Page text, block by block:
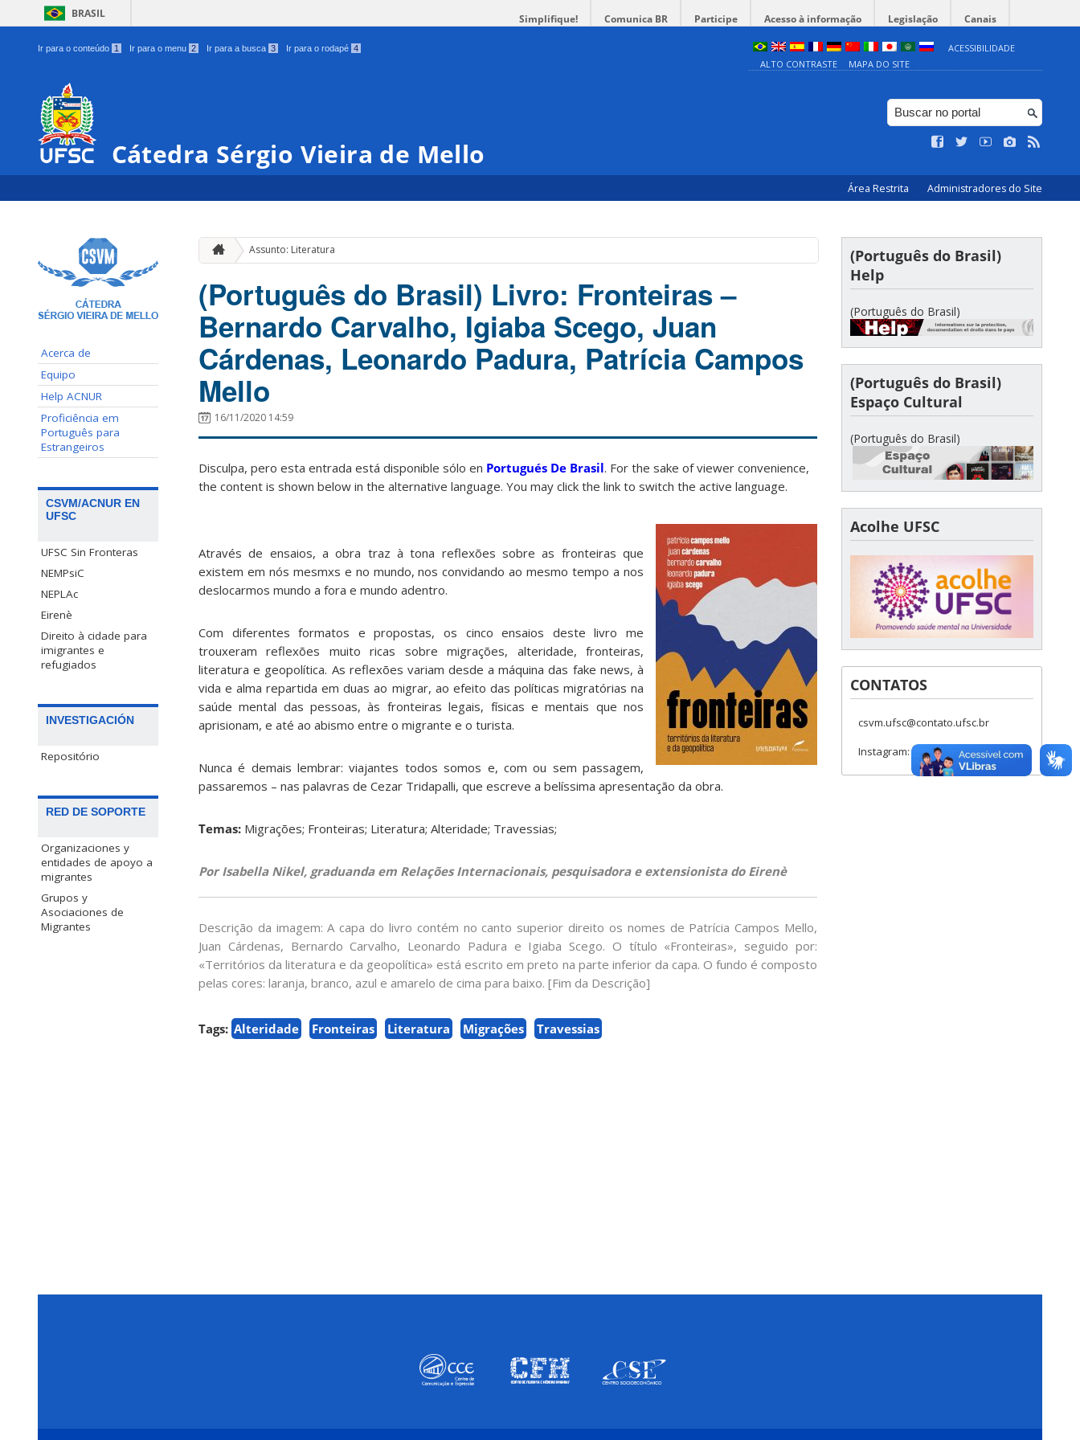
BRASIL Simplifique! Comunica BR Participe Acesso à informação Legislação Canais
Ir para o conteúdo 1 Ir para o menu 2 Ir para a busca 3 Ir para o rodapé 4
ACESSIBILIDADE
ALTO CONTRASTE
MAPA DO SITE
Cátedra Sérgio Vieira de Mello
Área Restrita Administradores do Site
Acerca de
Equipo
Help ACNUR
Proficiência em
Português para
Estrangeiros
CSVM/ACNUR EN
UFSC
UFSC Sin Fronteras
NEMPsiC
NEPLAc
Eirenè
Direito à cidade para
imigrantes e
refugiados
INVESTIGACIÓN
Repositório
RED DE SOPORTE
Organizaciones y
entidades de apoyo a
migrantes
Grupos y
Asociaciones de
Migrantes
Assunto: Literatura
(Português do Brasil) Livro: Fronteiras –
Bernardo Carvalho, Igiaba Scego, Juan
Cárdenas, Leonardo Padura, Patrícia Campos
Mello
16/11/2020 14:59
Disculpa, pero esta entrada está disponible sólo en Portugués De Brasil. For the sake of viewer convenience,
the content is shown below in the alternative language. You may click the link to switch the active language.
Através de ensaios, a obra traz à tona reflexões sobre as fronteiras que
existem em nós mesmxs e no mundo, nos convidando ao mesmo tempo a nos
deslocarmos mundo a fora e mundo adentro.
Com diferentes formatos e propostas, os cinco ensaios deste livro me
trouxeram reflexões muito ricas sobre migrações, alteridade, fronteiras,
literatura e geopolítica. As reflexões variam desde a máquina das fake news, à
vida e alma repartida em duas ao migrar, ao efeito das políticas migratórias na
saúde mental das pessoas, às fronteiras legais, físicas e mentais que nos
aprisionam, e até ao abismo entre o migrante e o turista.
Nunca é demais lembrar: viajantes todos somos e, com ou sem passagem,
passaremos – nas palavras de Cezar Tridapalli, que escreve a belíssima apresentação da obra.
Temas: Migrações; Fronteiras; Literatura; Alteridade; Travessias;
Por Isabella Nikel, graduanda em Relações Internacionais, pesquisadora e extensionista do Eirenè
Descrição da imagem: A capa do livro contém no canto superior direito os nomes de Patrícia Campos Mello,
Juan Cárdenas, Bernardo Carvalho, Leonardo Padura e Igiaba Scego. O título «Fronteiras», seguido por:
«Territórios da literatura e da geopolítica» está escrito em preto na parte inferior da capa. O fundo é composto
pelas cores: laranja, branco, azul e amarelo de cima para baixo. [Fim da Descrição]
Tags: Alteridade Fronteiras Literatura Migrações Travessias
(Português do Brasil)
Help
(Português do Brasil)
(Português do Brasil)
Espaço Cultural
(Português do Brasil)
Acolhe UFSC
CONTATOS
csvm.ufsc@contato.ufsc.br
Instagram: csvm.ufsc